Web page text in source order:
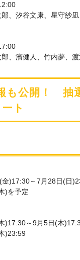
、汐谷文康、星守紗
、濱健人、竹内夢、
も公開！ 抽
ト
)17:30～7月28日(日
)を予定
)17:30～9月5日(木
)23:59